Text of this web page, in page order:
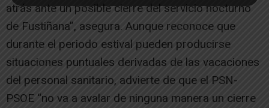
atrás ante un posible cierre del servicio nocturno
de Fustiñana”, asegura. Aunque reconoce que
durante el periodo estival pueden producirse
situaciones puntuales derivadas de las vacaciones
del personal sanitario, advierte de que el PSN-
PSOE “no va a avalar de ninguna manera un cierre